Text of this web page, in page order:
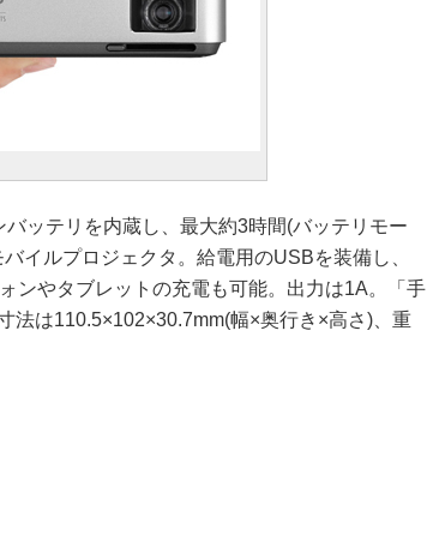
ッテリを内蔵し、最大約3時間(バッテリモー
イルプロジェクタ。給電用のUSBを装備し、
ンやタブレットの充電も可能。出力は1A。「手
法は110.5×102×30.7mm(幅×奥行き×高さ)、重